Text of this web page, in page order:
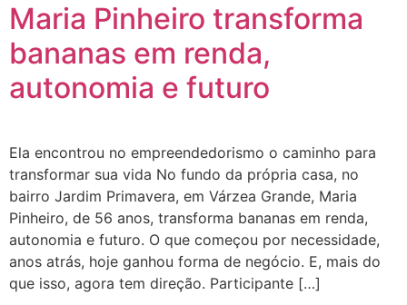
Maria Pinheiro transforma
bananas em renda,
autonomia e futuro
Ela encontrou no empreendedorismo o caminho para
transformar sua vida No fundo da própria casa, no
bairro Jardim Primavera, em Várzea Grande, Maria
Pinheiro, de 56 anos, transforma bananas em renda,
autonomia e futuro. O que começou por necessidade,
anos atrás, hoje ganhou forma de negócio. E, mais do
que isso, agora tem direção. Participante […]